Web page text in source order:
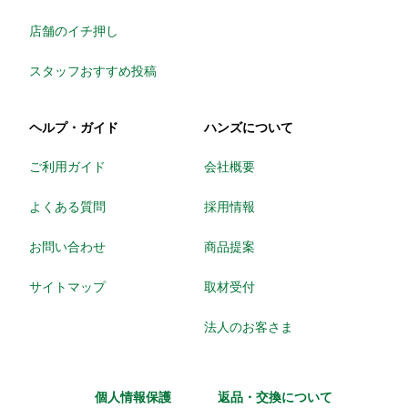
店舗のイチ押し
スタッフおすすめ投稿
ヘルプ・ガイド
ご利用ガイド
よくある質問
お問い合わせ
サイトマップ
ハンズについて
会社概要
採用情報
商品提案
取材受付
法人のお客さま
個人情報保護 返品・交換について